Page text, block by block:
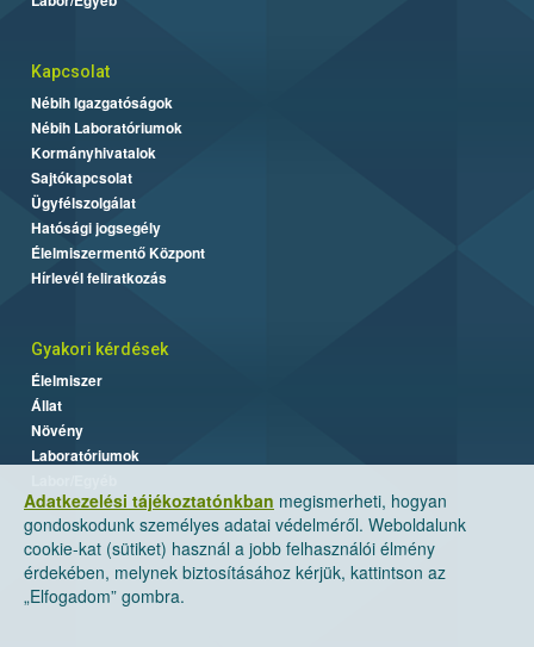
Adatkezelési tájékoztatónkban megismerheti, hogyan
gondoskodunk személyes adatai védelméről. Weboldalunk
cookie-kat (sütiket) használ a jobb felhasználói élmény
érdekében, melynek biztosításához kérjük, kattintson az
„Elfogadom” gombra.
Kapcsolat
Nébih Igazgatóságok
Nébih Laboratóriumok
Kormányhivatalok
Sajtókapcsolat
Ügyfélszolgálat
Hatósági jogsegély
Élelmiszermentő Központ
Hírlevél feliratkozás
Gyakori kérdések
Élelmiszer
Állat
Növény
Laboratóriumok